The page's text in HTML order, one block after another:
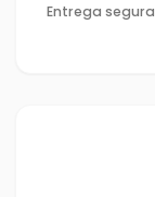
Entrega